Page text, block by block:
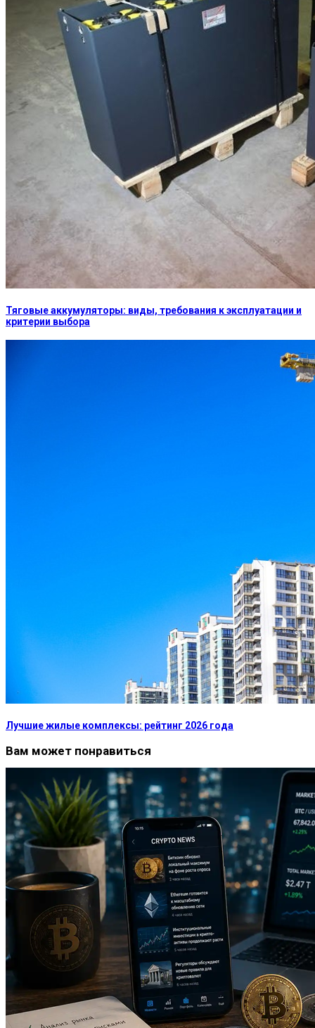
Тяговые аккумуляторы: виды, требования к эксплуатации и
критерии выбора
Лучшие жилые комплексы: рейтинг 2026 года
Вам может понравиться